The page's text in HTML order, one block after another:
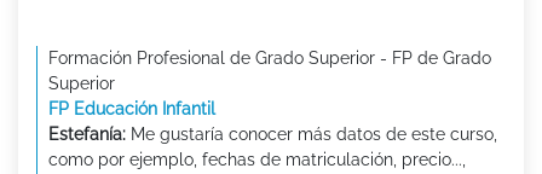
Formación Profesional de Grado Superior - FP de Grado
Superior
FP Educación Infantil
Estefanía: Me gustaría conocer más datos de este curso,
como por ejemplo, fechas de matriculación, precio...,